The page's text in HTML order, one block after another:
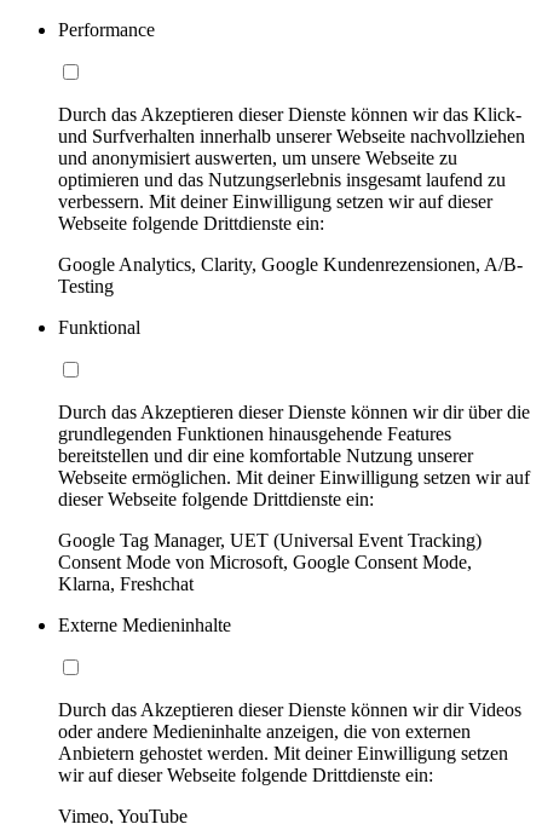
Performance
Durch das Akzeptieren dieser Dienste können wir das Klick-
und Surfverhalten innerhalb unserer Webseite nachvollziehen
und anonymisiert auswerten, um unsere Webseite zu
optimieren und das Nutzungserlebnis insgesamt laufend zu
verbessern. Mit deiner Einwilligung setzen wir auf dieser
Webseite folgende Drittdienste ein:
Google Analytics, Clarity, Google Kundenrezensionen, A/B-
Testing
Funktional
Durch das Akzeptieren dieser Dienste können wir dir über die
grundlegenden Funktionen hinausgehende Features
bereitstellen und dir eine komfortable Nutzung unserer
Webseite ermöglichen. Mit deiner Einwilligung setzen wir auf
dieser Webseite folgende Drittdienste ein:
Google Tag Manager, UET (Universal Event Tracking)
Consent Mode von Microsoft, Google Consent Mode,
Klarna, Freshchat
Externe Medieninhalte
Durch das Akzeptieren dieser Dienste können wir dir Videos
oder andere Medieninhalte anzeigen, die von externen
Anbietern gehostet werden. Mit deiner Einwilligung setzen
wir auf dieser Webseite folgende Drittdienste ein:
Vimeo, YouTube